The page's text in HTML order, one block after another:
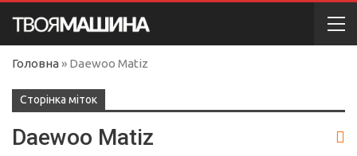
Головна » Daewoo Matiz
Сторінка міток
Daewoo Matiz